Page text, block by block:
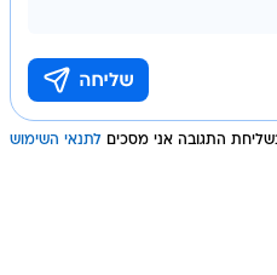
התגובה אני מסכים לתנאי השימוש